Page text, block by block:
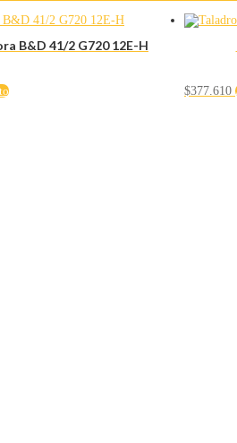
B&D 41/2 G720 12E-H
$377.610